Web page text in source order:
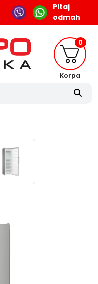
Pitaj
odmah
0
Korpa